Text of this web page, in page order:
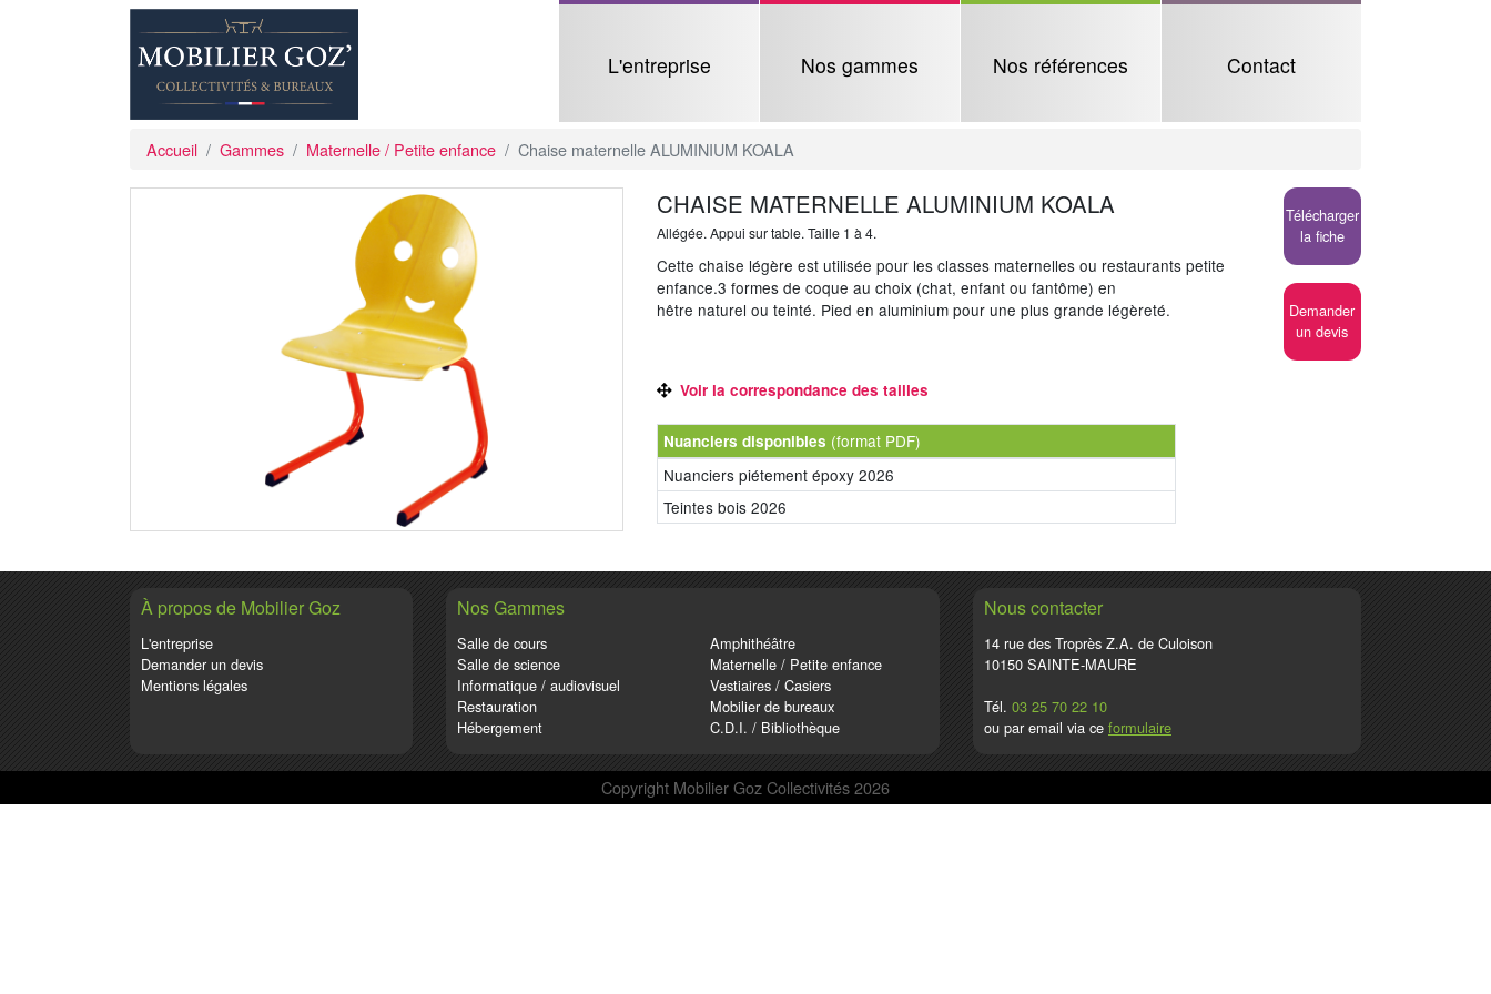
L'entreprise Nos gammes Nos références Contact
Accueil Gammes Maternelle / Petite enfance Chaise maternelle ALUMINIUM KOALA
CHAISE MATERNELLE ALUMINIUM KOALA
Allégée. Appui sur table. Taille 1 à 4.
Cette chaise légère est utilisée pour les classes maternelles ou restaurants petite
enfance.3 formes de coque au choix (chat, enfant ou fantôme) en
hêtre naturel ou teinté. Pied en aluminium pour une plus grande légèreté.
Télécharger
la fiche
Demander
un devis
Voir la correspondance des tailles
Nuanciers disponibles (format PDF)
Nuanciers piétement époxy 2026
Teintes bois 2026
Nos Gammes
Salle de cours
Salle de science
Informatique / audiovisuel
Restauration
Hébergement
Amphithéâtre
Maternelle / Petite enfance
Vestiaires / Casiers
Mobilier de bureaux
C.D.I. / Bibliothèque
Nous contacter
14 rue des Troprès Z.A. de Culoison
10150 SAINTE-MAURE
Tél. 03 25 70 22 10
ou par email via ce formulaire
À propos de Mobilier Goz
L'entreprise
Demander un devis
Mentions légales
Copyright Mobilier Goz Collectivités 2026